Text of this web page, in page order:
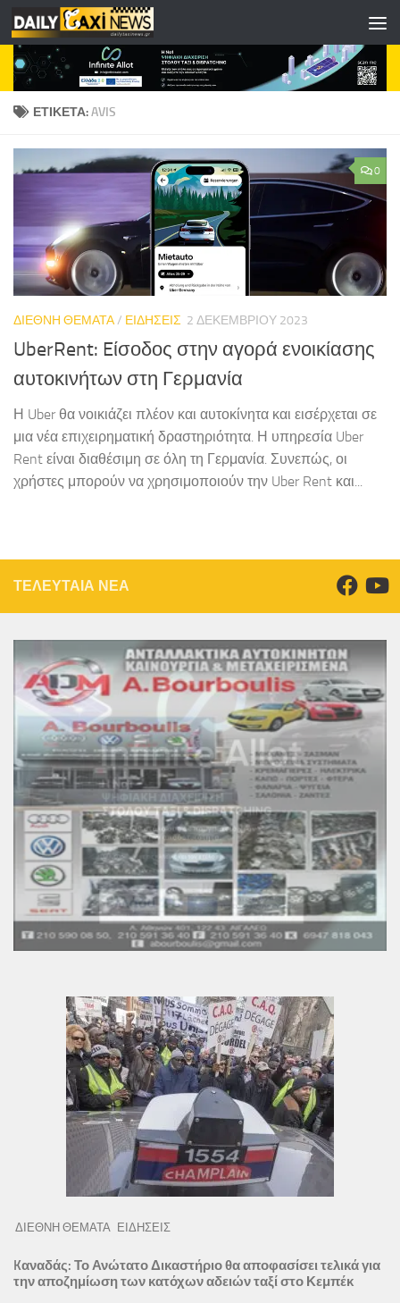
Skip to content
ΕΤΙΚΈΤΑ:AVIS
0
ΔΙΕΘΝΗ ΘΕΜΑΤΑ/ ΕΙΔΗΣΕΙΣ 2 ΔΕΚΕΜΒΡΊΟΥ 2023
UberRent: Eίσοδος στην αγορά ενοικίασης
αυτοκινήτων στη Γερμανία
Η Uber θα νοικιάζει πλέον και αυτοκίνητα και εισέρχεται σε
μια νέα επιχειρηματική δραστηριότητα. Η υπηρεσία Uber
Rent είναι διαθέσιμη σε όλη τη Γερμανία. Συνεπώς, οι
χρήστες μπορούν να χρησιμοποιούν την Uber Rent και...
ΤΕΛΕΥΤΑΙΑ ΝΕΑ
ΔΙΕΘΝΗ ΘΕΜΑΤΑ ΕΙΔΗΣΕΙΣ
Kαναδάς: Το Ανώτατο Δικαστήριο θα αποφασίσει τελικά για
την αποζημίωση των κατόχων αδειών ταξί στο Κεμπέκ